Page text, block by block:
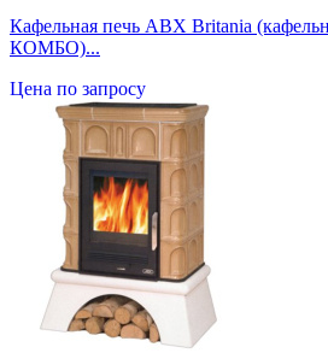
Кафельная печь ABX Britania
КОМБО)...
Цена по запросу